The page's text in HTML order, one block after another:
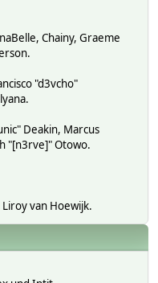
Chainy, Graeme
"d3vcho"
Deakin, Marcus
"[n3rve]" Otowo.
van Hoewijk.